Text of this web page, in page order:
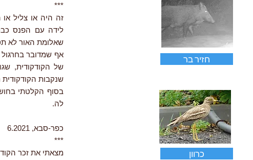
***
לידה עם הפנס
שאלומת האור לא
אף שמדובר
של הקודקודית,
שנקבות הקודקודית
בסוף הקלטתי
לה.
כפר-סבא, 6.2021
***
כרוון
חזיר בר